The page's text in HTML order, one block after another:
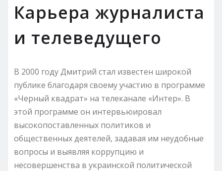
Карьера журналиста
и телеведущего
В 2000 году Дмитрий стал известен широкой
публике благодаря своему участию в программе
«Черный квадрат» на телеканале «Интер». В
этой программе он интервьюировал
высокопоставленных политиков и
общественных деятелей, задавая им неудобные
вопросы и выявляя коррупцию и
несовершенства в украинской политической